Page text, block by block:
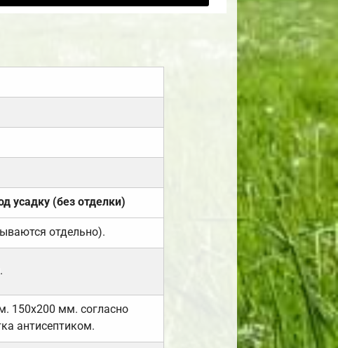
усадку (без отделки)
отдельно).
150х200 мм. согласно
антисептиком.